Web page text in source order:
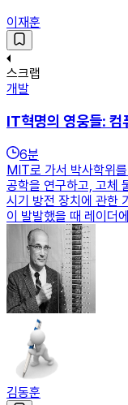
이재훈
스크랩
개발
IT혁명의 영웅들: 컴
6분
MIT로 가서 박사학위
공학을 연구하고, 고체
시기 방전 장치에 관한
이 발발했을 때 레이더에
김동훈